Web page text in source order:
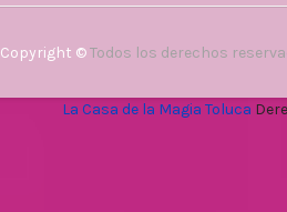
Copyright ©Todos los derechos
La Casa de la Magia Toluca